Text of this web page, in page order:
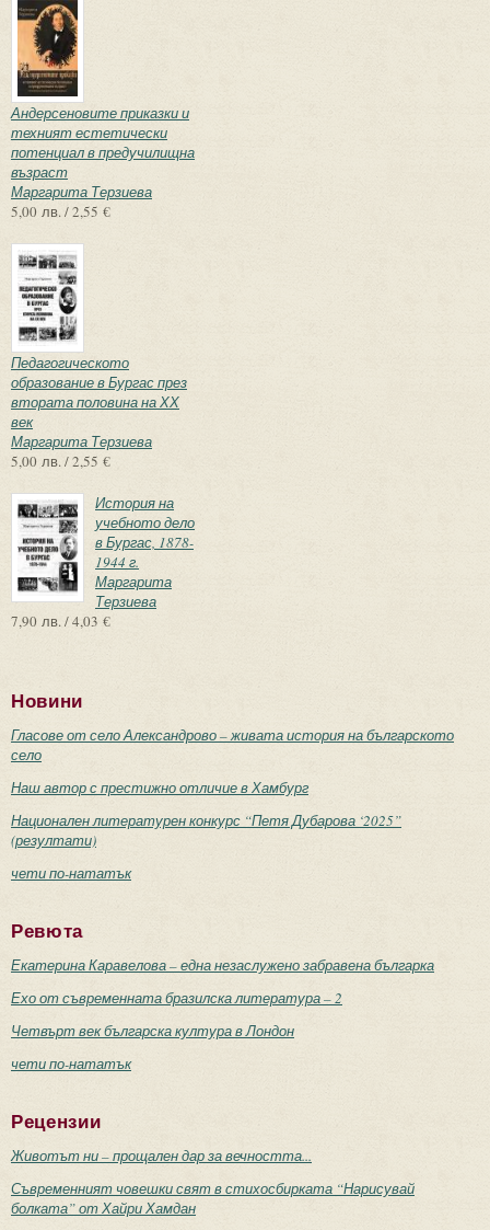
Андерсеновите приказки и
техният естетически
потенциал в предучилищна
възраст
Маргарита Терзиева
5,00 лв. / 2,55 €
Педагогическото
образование в Бургас през
втората половина на ХХ
век
Маргарита Терзиева
5,00 лв. / 2,55 €
История на
учебното дело
в Бургас, 1878-
1944 г.
Маргарита
Терзиева
7,90 лв. / 4,03 €
Новини
Гласове от село Александрово – живата история на българското
село
Наш автор с престижно отличие в Хамбург
Национален литературен конкурс “Петя Дубарова ‘2025”
(резултати)
чети по-нататък
Ревюта
Екатерина Каравелова – една незаслужено забравена българка
Ехо от съвременната бразилска литература – 2
Четвърт век българска култура в Лондон
чети по-нататък
Рецензии
Животът ни – прощален дар за вечността...
Съвременният човешки свят в стихосбирката “Нарисувай
болката” от Хайри Хамдан